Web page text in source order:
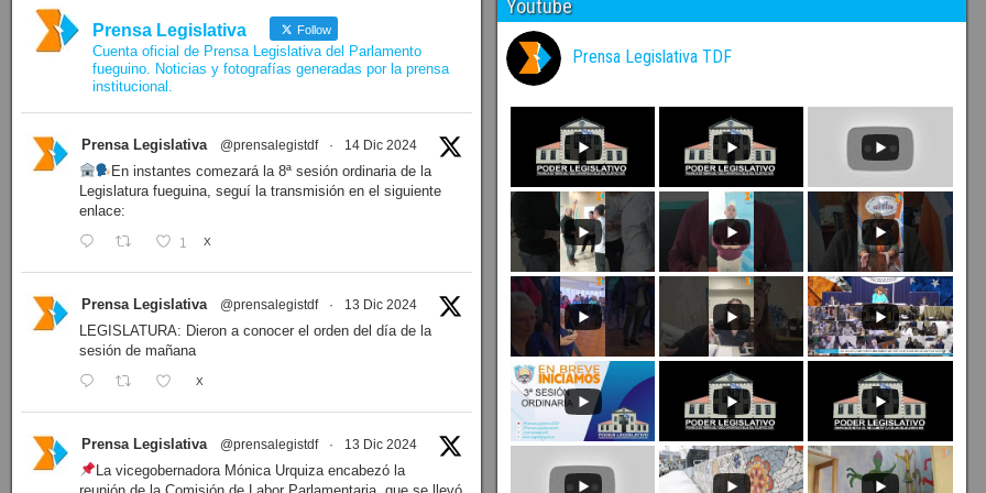
Prensa Legislativa Follow
Cuenta oficial de Prensa Legislativa del Parlamento
fueguino. Noticias y fotografías generadas por la prensa
institucional.
Prensa Legislativa @prensalegistdf · 14 Dic 2024
En instantes comezará la 8ª sesión ordinaria de la
Legislatura fueguina, seguí la transmisión en el siguiente
enlace:
1 X
Prensa Legislativa @prensalegistdf · 13 Dic 2024
LEGISLATURA: Dieron a conocer el orden del día de la
sesión de mañana
X
Prensa Legislativa @prensalegistdf · 13 Dic 2024
La vicegobernadora Mónica Urquiza encabezó la
Youtube
Prensa Legislativa TDF